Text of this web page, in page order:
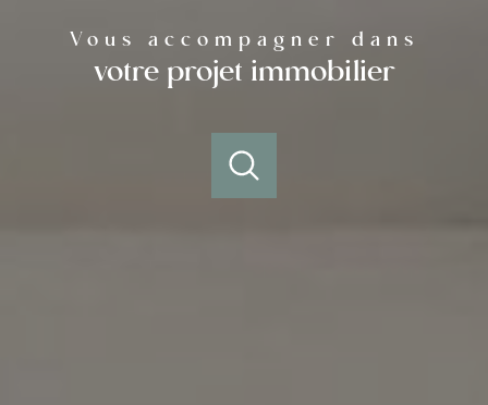
Vous accompagner dans
votre projet immobilier